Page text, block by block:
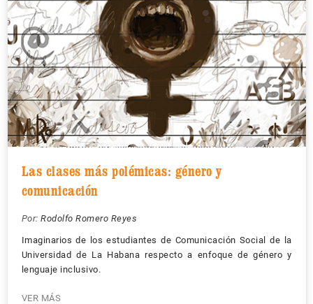
Las clases más polémicas: género y
comunicación
Por: Rodolfo Romero Reyes
Imaginarios de los estudiantes de Comunicación Social de la
Universidad de La Habana respecto a enfoque de género y
lenguaje inclusivo.
VER MÁS